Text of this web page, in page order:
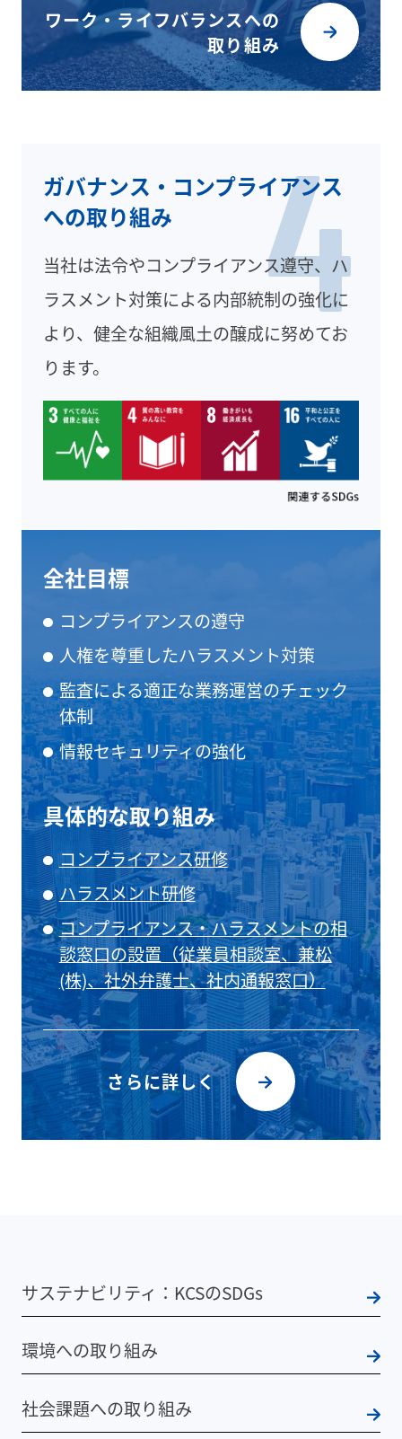
ワーク・ライフバランスへの
取り組み
ガバナンス・コンプライアンス
への取り組み
当社は法令やコンプライアンス遵守、ハ
ラスメント対策による内部統制の強化に
より、健全な組織風土の醸成に努めてお
ります。
4
全社目標
コンプライアンスの遵守
人権を尊重したハラスメント対策
監査による適正な業務運営のチェック
体制
情報セキュリティの強化
具体的な取り組み
コンプライアンス研修
ハラスメント研修
コンプライアンス・ハラスメントの相
談窓口の設置（従業員相談室、兼松
(株)、社外弁護士、社内通報窓口）
さらに詳しく
サステナビリティ：KCSのSDGs
環境への取り組み
社会課題への取り組み